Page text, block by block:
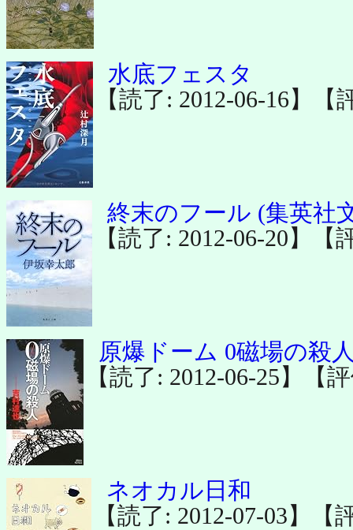
水底フェスタ
【読了: 2012-06-16】【
終末のフール (集英社
【読了: 2012-06-20】【
原爆ドーム 0磁場の殺
【読了: 2012-06-25】【
ネオカル日和
【読了: 2012-07-03】【